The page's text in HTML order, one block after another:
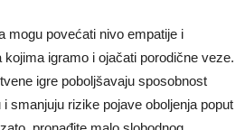
mogu povećati nivo empatije i
igramo i ojačati porodične veze.
igre poboljšavaju sposobnost
smanjuju rizike pojave oboljenja poput